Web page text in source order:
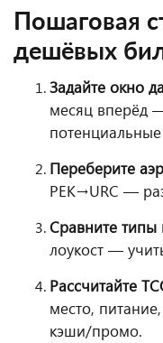
Пошаговая
дешёвых
Задайте окно
месяц вперёд
Переберите
PEK→URC —
Сравните типы
лоукост —
Рассчитайте
место,
кэши/промо.